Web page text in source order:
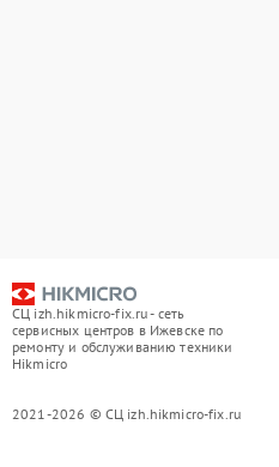
СЦ izh.hikmicro-fix.ru - сеть
сервисных центров в Ижевске по
ремонту и обслуживанию техники
Hikmicro
2021-2026 © СЦ izh.hikmicro-fix.ru